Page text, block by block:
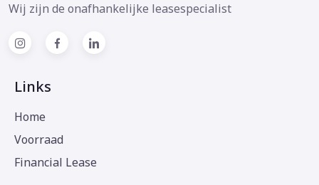
Wij zijn de onafhankelijke leasespecialist
Links
Home
Voorraad
Financial Lease